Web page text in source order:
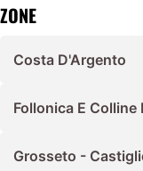
ZONE
Costa D'Argento
Follonica E
Grosseto -